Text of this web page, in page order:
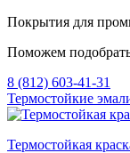
Покрытия для
Поможем
8 (812) 603-41-31
Термостойкие
Термостойкая